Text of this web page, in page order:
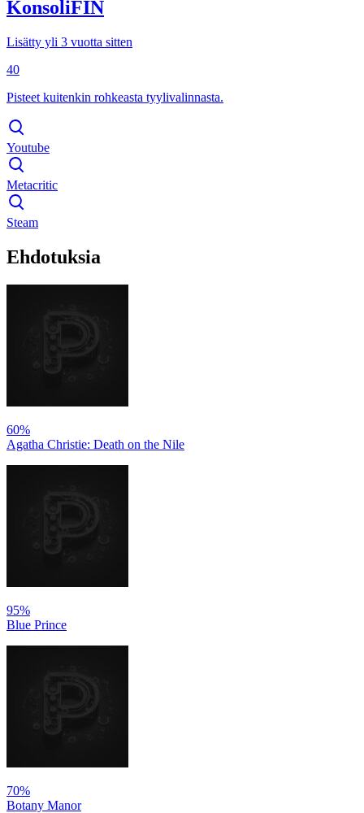
KonsoliFIN
Lisätty yli 3 vuotta sitten
40
Pisteet kuitenkin rohkeasta tyylivalinnasta.
Youtube
Metacritic
Steam
Ehdotuksia
60%
Agatha Christie: Death on the Nile
95%
Blue Prince
70%
Botany Manor